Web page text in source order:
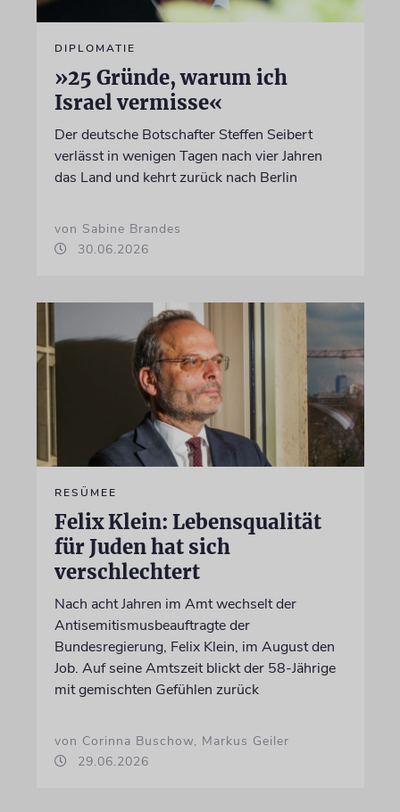
DIPLOMATIE
»25 Gründe, warum ich
Israel vermisse«
Der deutsche Botschafter Steffen Seibert
verlässt in wenigen Tagen nach vier Jahren
das Land und kehrt zurück nach Berlin
von Sabine Brandes
30.06.2026
RESÜMEE
Felix Klein: Lebensqualität
für Juden hat sich
verschlechtert
Nach acht Jahren im Amt wechselt der
Antisemitismusbeauftragte der
Bundesregierung, Felix Klein, im August den
Job. Auf seine Amtszeit blickt der 58-Jährige
mit gemischten Gefühlen zurück
von Corinna Buschow, Markus Geiler
29.06.2026